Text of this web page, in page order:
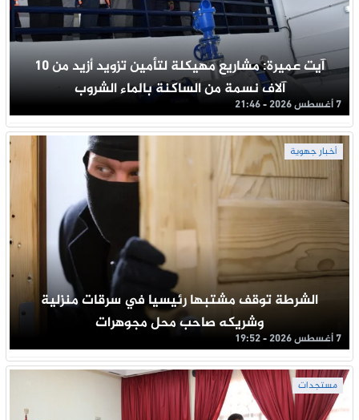
آيت عميرة: مشاريع مهيكلة لتأمين تزويد أزيد من 10
آلاف نسمة من الساكنة بالماء الشروب
7 أغسطس 2026 - 21:46
أخبار جهوية
الشرطة توقف مشتبها رئيسيا في سرقات منزلية
وشريكه صاحب محل مجوهرات
7 أغسطس 2026 - 19:52
مستجدات